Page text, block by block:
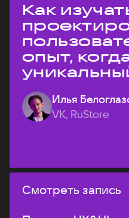
Как
опыт,
на рынке?
Илья
VK, RuStore
Смотреть запись